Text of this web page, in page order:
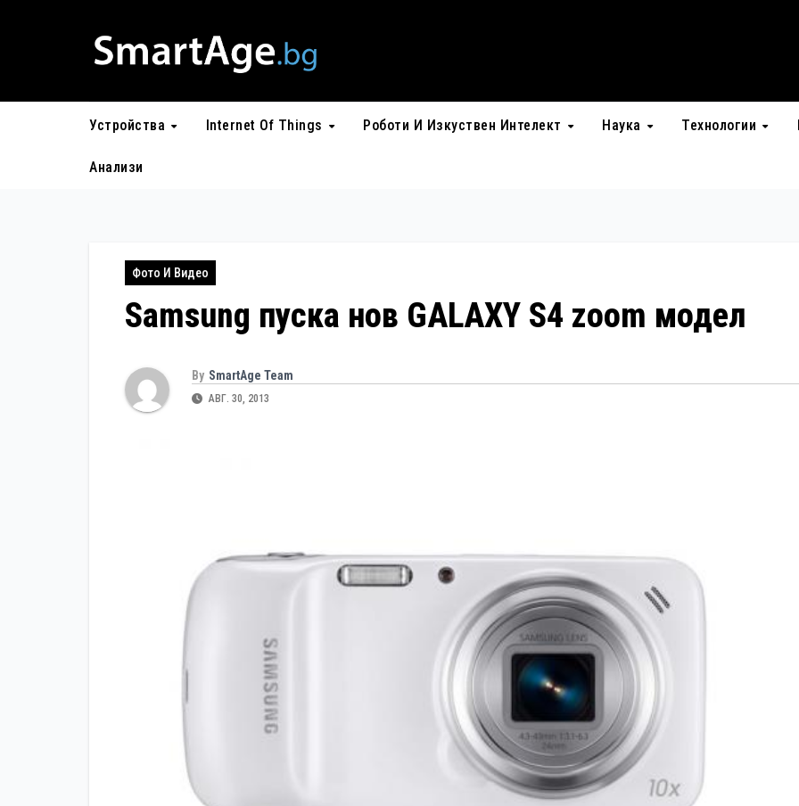
Устройства Internet Of Things Роботи И Изкуствен Интелект Наука Технологии
Анализи
Фото И Видео
Samsung пуска нов GALAXY S4 zoom модел
By SmartAge Team
АВГ. 30, 2013